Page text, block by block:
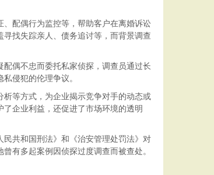
配偶行为监控等，帮助客户在离婚诉讼
找失踪亲人、债务追讨等，而背景调查
偶不忠而委托私家侦探，调查员通过长
侵犯的伦理争议。
等方式，为企业揭示竞争对手的动态或
企业利益，还促进了市场环境的透明
共和国刑法》和《治安管理处罚法》对
有多起案例因侦探过度调查而被查处。